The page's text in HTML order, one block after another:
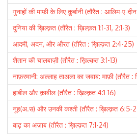
गुनाहों की माफ़ी के लिए क़ुर्बानी (तौरैत : आलिम-ए-
दुनिया की ख़िल्क़त (तौरैत : ख़िल्क़त 1:1-31, 2:1-3)
आदमी, अदन, और औरत (तौरैत : ख़िल्क़त 2:4-25)
शैतान की चालबाज़ी (तौरैत : ख़िल्क़त 3:1-13)
नाफ़रमानी: अल्लाह ताअला का जवाब: माफ़ी (तौरैत
हाबील और क़ाबील (तौरैत : ख़िल्क़त 4:1-16)
नूह(अ.स) और उनकी कश्ती (तौरैत : ख़िल्क़त 6:5-
बाढ़ का अज़ाब (तौरैत : ख़िल्क़त 7:1-24)